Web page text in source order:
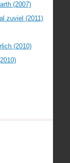
(2007)
zuviel (2011)
(2010)